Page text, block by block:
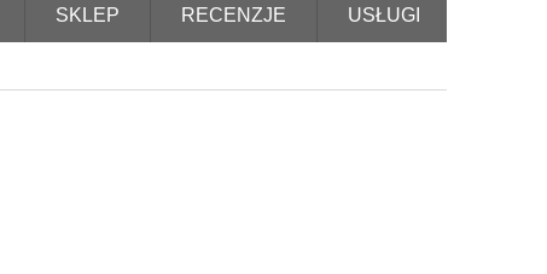
SKLEP RECENZJE USŁUGI